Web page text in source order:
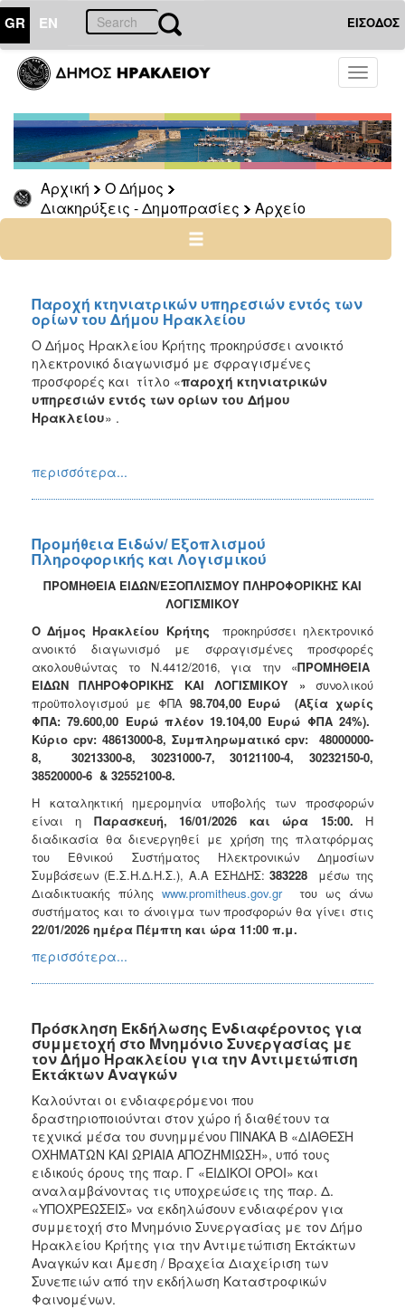
GR EN ΕΙΣΟΔΟΣ
Toggle
Αρχική
Ο Δήμος
Διακηρύξεις - Δημοπρασίες
Αρχείο
ΔΗΜΟΣ
Διακηρύξεις
-
Δημοπρασίες
Αρχείο
2026
2024
2022
2021
2020
2019
2018
2016
2013
ΤΟΠΟΣ
ΠΟΛΙΤΙΣΜΟΣ
ΑΝΘΕΚΤΙΚΗ
ΠΟΛΗ
Παροχή κτηνιατρικών υπηρεσιών εντός των
ορίων του Δήμου Ηρακλείου
Ο Δήμος Ηρακλείου Κρήτης προκηρύσσει ανοικτό
ηλεκτρονικό διαγωνισμό με σφραγισμένες
προσφορές και τίτλο «παροχή κτηνιατρικών
υπηρεσιών εντός των ορίων του Δήμου
Ηρακλείου» .
περισσότερα...
Προμήθεια Ειδών/ Εξοπλισμού
Πληροφορικής και Λογισμικού
ΠΡΟΜΗΘΕΙΑ ΕΙΔΩΝ/ΕΞΟΠΛΙΣΜΟΥ ΠΛΗΡΟΦΟΡΙΚΗΣ ΚΑΙ
ΛΟΓΙΣΜΙΚΟΥ
Ο Δήμος Ηρακλείου Κρήτης προκηρύσσει ηλεκτρονικό
ανοικτό διαγωνισμό με σφραγισμένες προσφορές
ακολουθώντας το Ν.4412/2016, για την «ΠΡΟΜΗΘΕΙΑ
ΕΙΔΩΝ ΠΛΗΡΟΦΟΡΙΚΗΣ ΚΑΙ ΛΟΓΙΣΜΙΚΟΥ » συνολικού
προϋπολογισμού με ΦΠΑ 98.704,00 Ευρώ (Αξία χωρίς
ΦΠΑ: 79.600,00 Ευρώ πλέον 19.104,00 Ευρώ ΦΠΑ 24%).
Κύριο cpv: 48613000-8, Συμπληρωματικόcpv: 48000000-
8, 30213300-8, 30231000-7, 30121100-4, 30232150-0,
38520000-6 & 32552100-8.
Η καταληκτική ημερομηνία υποβολής των προσφορών
είναι η Παρασκευή, 16/01/2026 και ώρα 15:00. Η
διαδικασία θα διενεργηθεί με χρήση της πλατφόρμας
του Εθνικού Συστήματος Ηλεκτρονικών Δημοσίων
Συμβάσεων (Ε.Σ.Η.Δ.Η.Σ.), Α.Α ΕΣΗΔΗΣ:383228
μέσω της
Διαδικτυακής πύληςwww.promitheus.gov.grτου ως άνω
συστήματος και το άνοιγμα των προσφορών θα γίνει στις
22/01/2026 ημέρα Πέμπτη και ώρα 11:00 π.μ.
περισσότερα...
Πρόσκληση Εκδήλωσης Ενδιαφέροντος για
συμμετοχή στο Μνημόνιο Συνεργασίας με
τον Δήμο Ηρακλείου για την Αντιμετώπιση
Εκτάκτων Αναγκών
Καλούνται οι ενδιαφερόμενοι που
δραστηριοποιούνται στον χώρο ή διαθέτουν τα
τεχνικά μέσα του συνημμένου ΠΙΝΑΚΑ Β «ΔΙΑΘΕΣΗ
ΟΧΗΜΑΤΩΝ ΚΑΙ ΩΡΙΑΙΑ ΑΠΟΖΗΜΙΩΣΗ», υπό τους
ειδικούς όρους της παρ. Γ «ΕΙΔΙΚΟΙ ΟΡΟΙ» και
αναλαμβάνοντας τις υποχρεώσεις της παρ. Δ.
«ΥΠΟΧΡΕΩΣΕΙΣ» να εκδηλώσουν ενδιαφέρον για
συμμετοχή στο Μνημόνιο Συνεργασίας με τον Δήμο
Ηρακλείου Κρήτης για την Αντιμετώπιση Εκτάκτων
Αναγκών και Άμεση / Βραχεία Διαχείριση των
Συνεπειών από την εκδήλωση Καταστροφικών
Φαινομένων.